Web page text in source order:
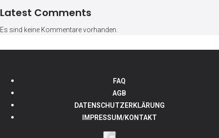
Latest Comments
Es sind keine Kommentare vorhanden.
FAQ
AGB
DATENSCHUTZERKLÄRUNG
IMPRESSUM/KONTAKT